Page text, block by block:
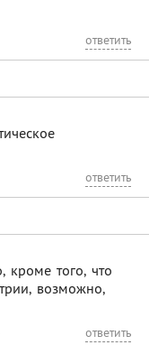
ответить
ответить
кроме того, что
возможно,
ответить